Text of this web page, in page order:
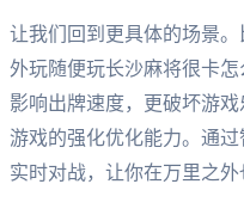
让我们回到更具体的场景
外玩随便玩长沙麻将很卡
影响出牌速度，更破坏游
游戏的强化优化能力。通
实时对战，让你在万里之外